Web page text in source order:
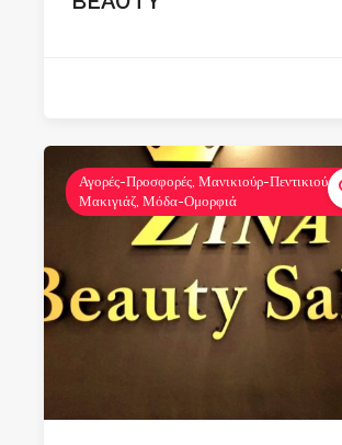
Αγορές-Προσφορές, Μανικιούρ-Πεντικιούρ-
Μακιγιάζ, Μόδα-Ομορφιά